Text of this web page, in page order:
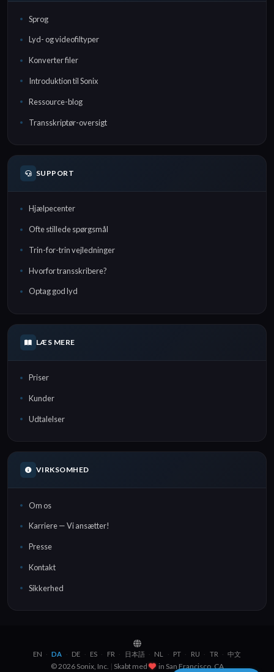
Sprog
Lyd- og videofiltyper
Konverter filer
Introduktion til Sonix
Ressource-blog
Transskriptør-oversigt
SUPPORT
Hjælpecenter
Ofte stillede spørgsmål
Trin-for-trin vejledninger
Hvorfor transskribere?
Optag god lyd
LÆS MERE
Priser
Kunder
Udtalelser
VIRKSOMHED
Om os
Karriere — Vi ansætter!
Presse
Kontakt
Sikkerhed
EN · DA · DE · ES · FR · 日本語 · NL · PT · RU · TR · 中文
© 2026 Sonix, Inc. |Skabt med inBrooklyn, NYC